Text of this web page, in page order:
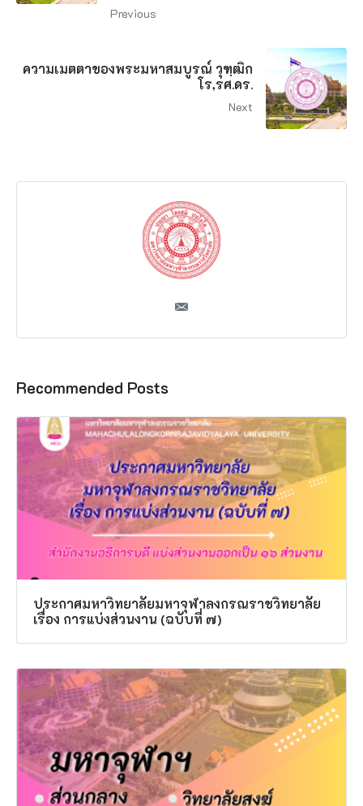
Previous
ความเมตตาของพระมหาสมบูรณ์ วุฑฺฒิก
โร,รศ.ดร.
Next
Recommended Posts
ประกาศมหาวิทยาลัยมหาจุฬาลงกรณราชวิทยาลัย
เรื่อง การแบ่งส่วนงาน (ฉบับที่ ๗)